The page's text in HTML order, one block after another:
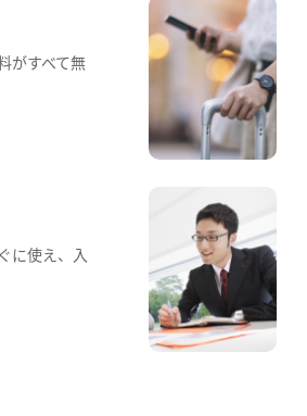
がすべて無
に使え、入